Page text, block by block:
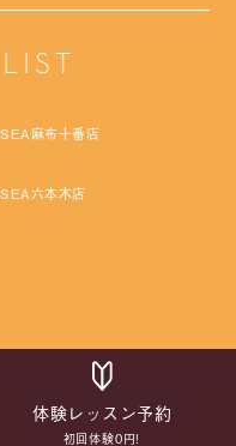
体験レッスン予約
初回体験0円!
麻布十番店
六本木店
All rights reserved.